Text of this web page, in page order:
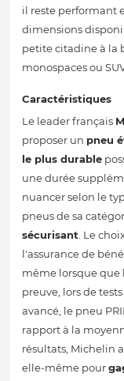
il reste performant
dimensions
petite citadine à la
monospaces ou
Caractéristiques
Le leader français
proposer un pneu
le plus durable
une durée
nuancer selon le
pneus de sa
sécurisant. Le
l'assurance de
même lorsque que
preuve, lors de
avancé, le pneu
rapport à la
résultats, Michelin
elle-même pour